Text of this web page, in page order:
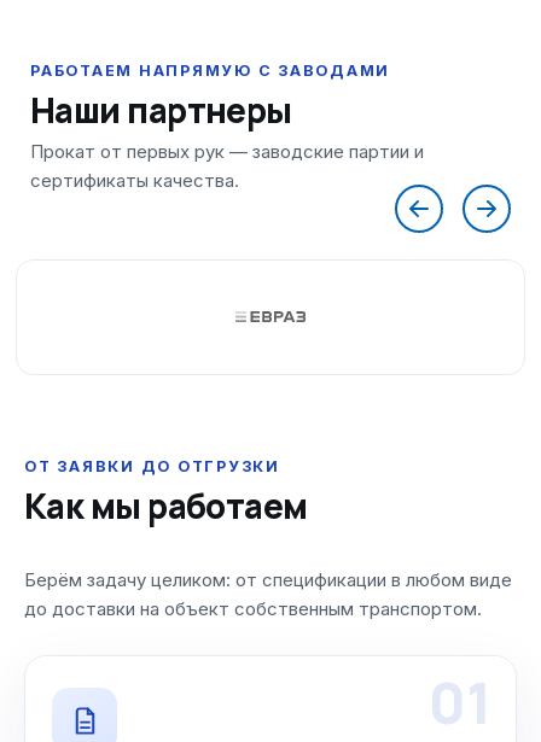
Наши партнеры
ОТ ЗАЯВКИ ДО ОТГРУЗКИ
Как мы работаем
Берём задачу целиком: от спецификации в любом виде
до доставки на объект собственным транспортом.
01